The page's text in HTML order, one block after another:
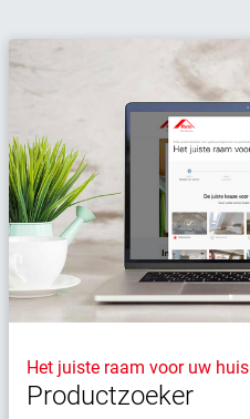
Het juiste raam voor uw huis
Productzoeker